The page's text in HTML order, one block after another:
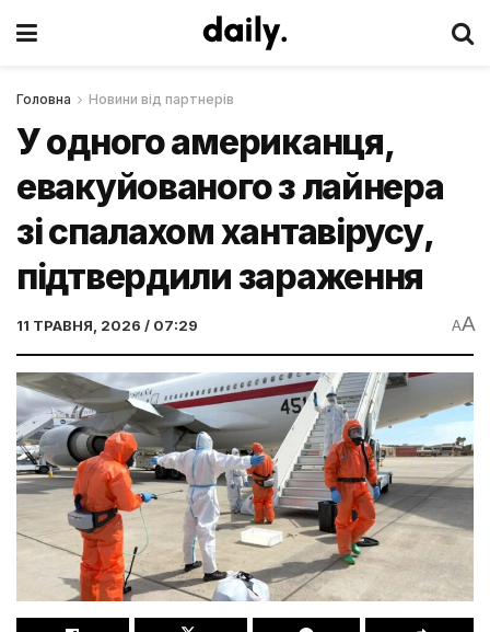
Головна Новини від партнерів
У одного американця,
евакуйованого з лайнера
зі спалахом хантавірусу,
підтвердили зараження
11 ТРАВНЯ, 2026 / 07:29 AA